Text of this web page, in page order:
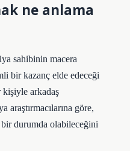
ne anlama
sahibinin macera
bir kazanç elde edeceği
kişiyle arkadaş
göre,
bir durumda olabileceğini